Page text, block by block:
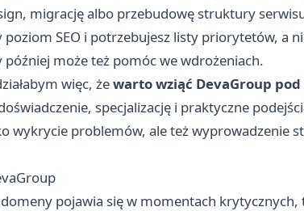
migrację albo przebudowę struktury
poziom SEO i potrzebujesz listy priorytetów, a
może też pomóc we wdrożeniach.
więc, żewarto wziąć DevaGroup
specjalizację i praktyczne
wykrycie problemów, ale też wyprowadzenie
pojawia się w momentach